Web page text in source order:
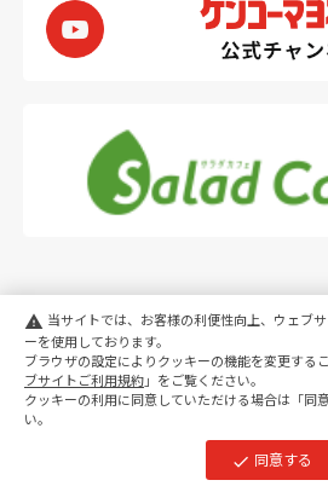
PC
copyright KENKO Mayonnaise
warning 当サイトでは、お客様の利便性向上、ウェブ
ーを使用しております。
ブラウザの設定によりクッキーの機能を変更する
ブサイトご利用規約」をご覧ください。
クッキーの利用に同意していただける場合は「同
い。
check 同意する